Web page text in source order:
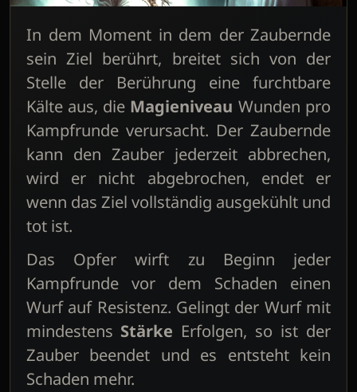
In dem Moment in dem der Zaubernde
sein Ziel berührt, breitet sich von der
Stelle der Berührung eine furchtbare
Kälte aus, die Magieniveau Wunden pro
Kampfrunde verursacht. Der Zaubernde
kann den Zauber jederzeit abbrechen,
wird er nicht abgebrochen, endet er
wenn das Ziel vollständig ausgekühlt und
tot ist.
Das Opfer wirft zu Beginn jeder
Kampfrunde vor dem Schaden einen
Wurf auf Resistenz. Gelingt der Wurf mit
mindestens Stärke Erfolgen, so ist der
Zauber beendet und es entsteht kein
Schaden mehr.